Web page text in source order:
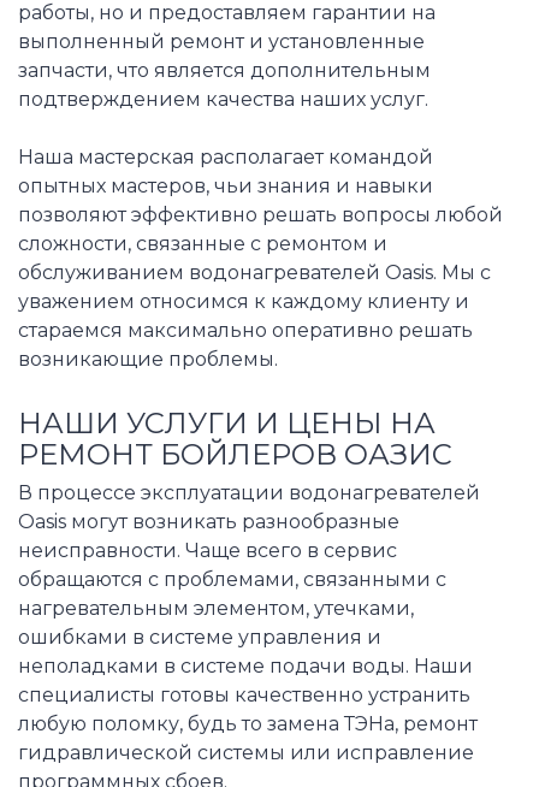
работы, но и предоставляем гарантии на
выполненный ремонт и установленные
запчасти, что является дополнительным
подтверждением качества наших услуг.
Наша мастерская располагает командой
опытных мастеров, чьи знания и навыки
позволяют эффективно решать вопросы любой
сложности, связанные с ремонтом и
обслуживанием водонагревателей Oasis. Мы с
уважением относимся к каждому клиенту и
стараемся максимально оперативно решать
возникающие проблемы.
НАШИ УСЛУГИ И ЦЕНЫ НА
РЕМОНТ БОЙЛЕРОВ ОАЗИС
В процессе эксплуатации водонагревателей
Oasis могут возникать разнообразные
неисправности. Чаще всего в сервис
обращаются с проблемами, связанными с
нагревательным элементом, утечками,
ошибками в системе управления и
неполадками в системе подачи воды. Наши
специалисты готовы качественно устранить
любую поломку, будь то замена ТЭНа, ремонт
гидравлической системы или исправление
программных сбоев.